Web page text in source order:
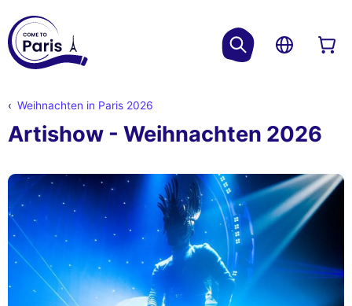
Weihnachten in Paris 2026
Artishow - Weihnachten 2026